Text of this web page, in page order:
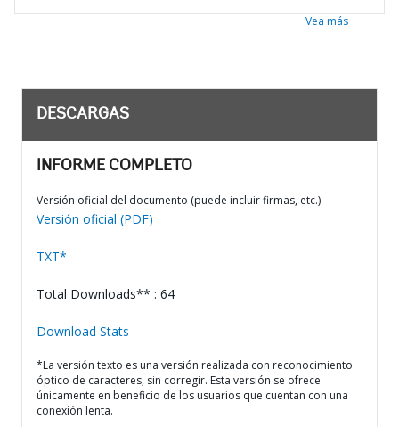
Vea más
DESCARGAS
INFORME COMPLETO
Versión oficial del documento (puede incluir firmas, etc.)
Versión oficial (PDF)
TXT*
Total Downloads** : 64
Download Stats
*La versión texto es una versión realizada con reconocimiento
óptico de caracteres, sin corregir. Esta versión se ofrece
únicamente en beneficio de los usuarios que cuentan con una
conexión lenta.